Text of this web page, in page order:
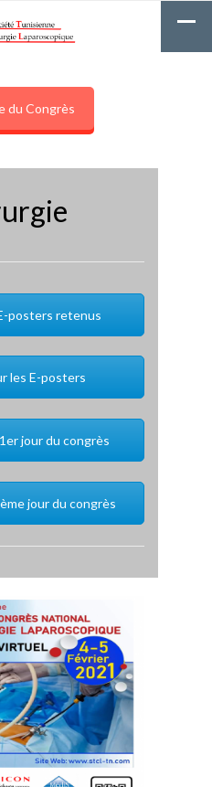
du Congrès
posters retenus
les E-posters
jour du congrès
jour du congrès